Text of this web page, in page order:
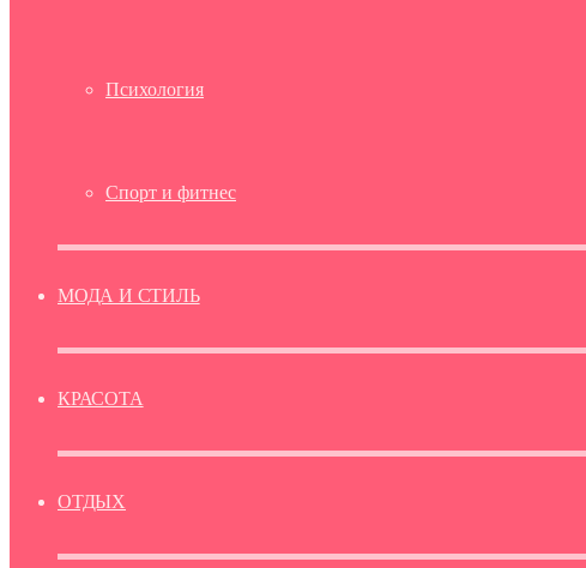
Психология
Спорт и фитнес
МОДА И СТИЛЬ
КРАСОТА
ОТДЫХ